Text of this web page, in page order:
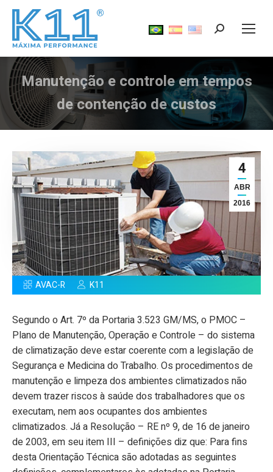
Search:
Manutenção e controle em tempos
de contenção de custos
Você está aqui:
4
ABR
2016
AVAC-R K11
Segundo o Art. 7º da Portaria 3.523 GM/MS, o PMOC –
Plano de Manutenção, Operação e Controle – do sistema
de climatização deve estar coerente com a legislação de
Segurança e Medicina do Trabalho. Os procedimentos de
manutenção e limpeza dos ambientes climatizados não
devem trazer riscos à saúde dos trabalhadores que os
executam, nem aos ocupantes dos ambientes
climatizados. Já a Resolução – RE nº 9, de 16 de janeiro
de 2003, em seu item III – definições diz que: Para fins
desta Orientação Técnica são adotadas as seguintes